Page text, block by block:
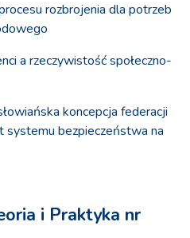
rozbrojenia dla potrzeb
a rzeczywistość społeczno-
koncepcja federacji
systemu bezpieczeństwa na
i Praktyka nr